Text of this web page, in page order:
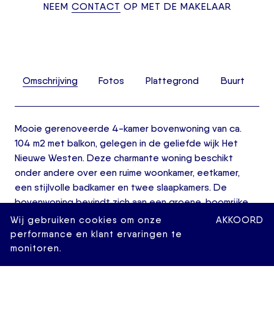
NEEM CONTACT OP MET DE MAKELAAR
Omschrijving Fotos Plattegrond Buurt
Mooie gerenoveerde 4-kamer bovenwoning van ca.
104 m2 met balkon, gelegen in de geliefde wijk Het
Nieuwe Westen. Deze charmante woning beschikt
onder andere over een ruime woonkamer, eetkamer,
een stijlvolle badkamer en twee slaapkamers. De
bovenwoning bevindt zich aan een groene, boomrijke
straat op korte afstand van het bruisende centrum van
Rotterdam. Op loopafstand vindt u een divers aanbod
aan winkels, sfeervolle eetgelegenheden en gezellige
Wij gebruiken cookies om onze
performance en klant ervaringen te
monitoren.
AKKOORD